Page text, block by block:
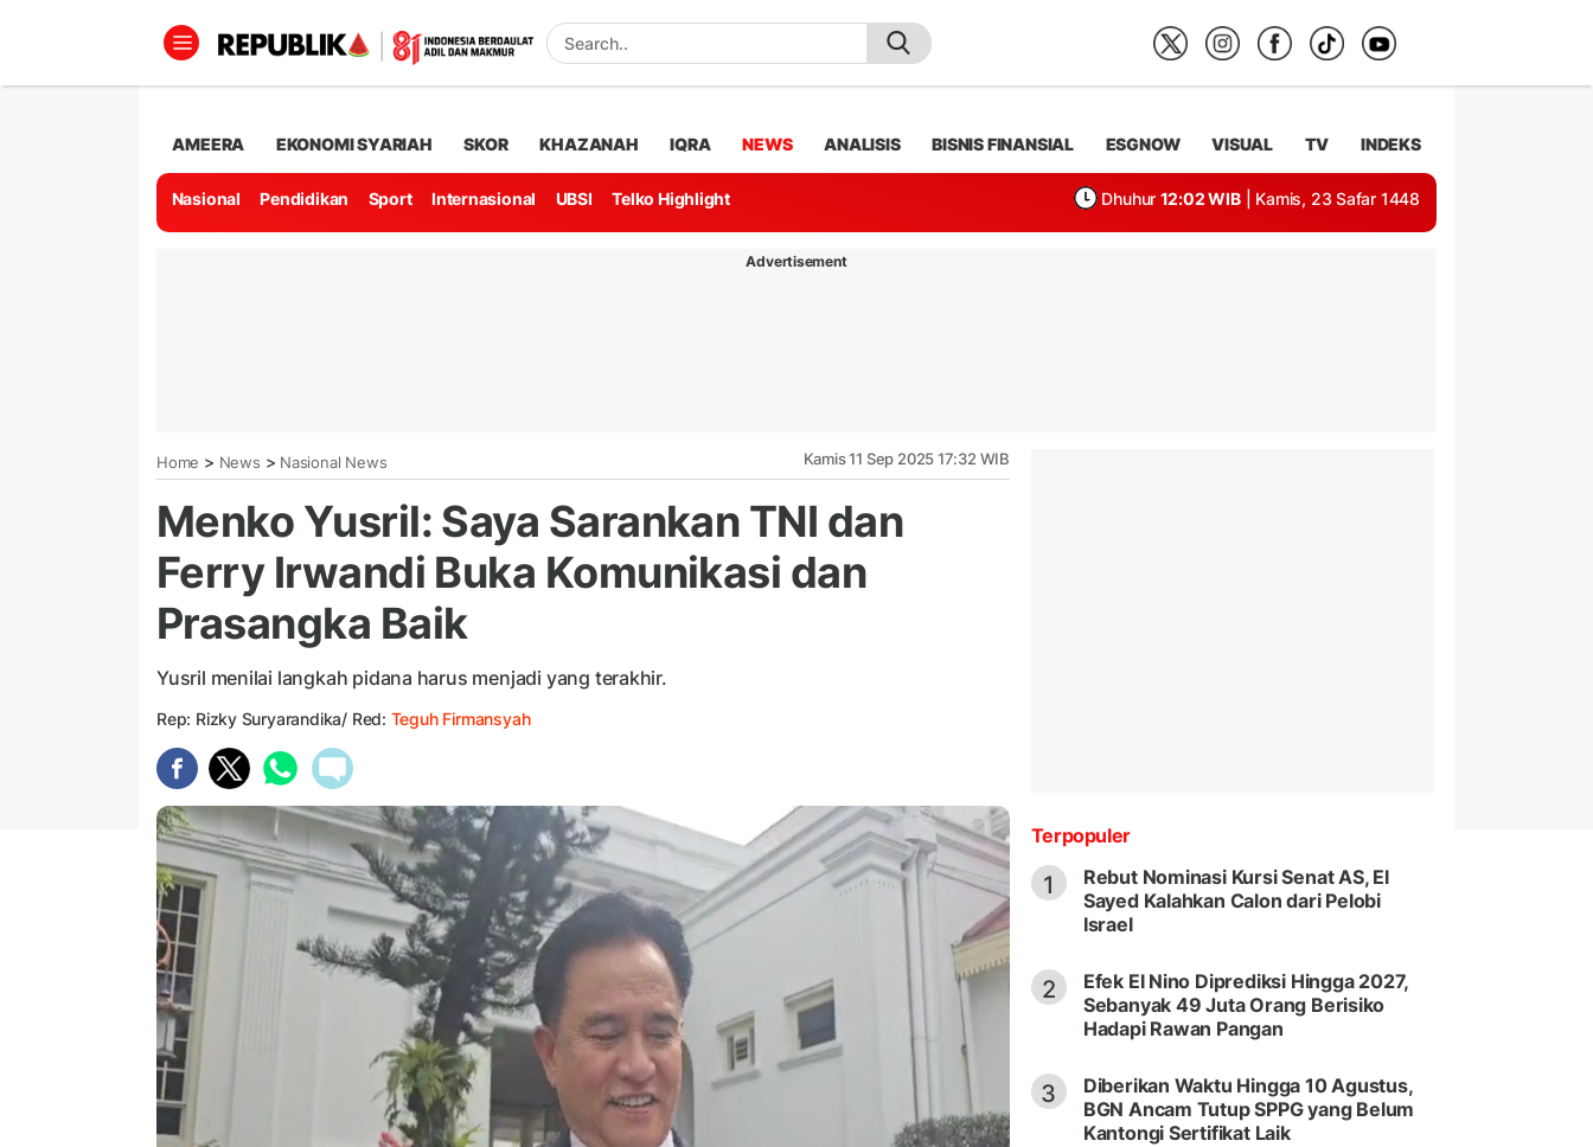
AMEERA EKONOMI SYARIAH SKOR KHAZANAH IQRA NEWS ANALISIS BISNIS FINANSIAL ESGNOW VISUAL TV INDEKS
Nasional Pendidikan Sport Internasional UBSI Telko Highlight Dhuhur 12:02 WIB | Kamis, 23 Safar 1448
Advertisement
Home > News > Nasional News Kamis 11 Sep 2025 17:32 WIB
Menko Yusril: Saya Sarankan TNI dan
Ferry Irwandi Buka Komunikasi dan
Prasangka Baik
Yusril menilai langkah pidana harus menjadi yang terakhir.
Rep: Rizky Suryarandika/ Red: Teguh Firmansyah
Terpopuler
1
Rebut Nominasi Kursi Senat AS, El
Sayed Kalahkan Calon dari Pelobi
Israel
2
Efek El Nino Diprediksi Hingga 2027,
Sebanyak 49 Juta Orang Berisiko
Hadapi Rawan Pangan
3
Diberikan Waktu Hingga 10 Agustus,
BGN Ancam Tutup SPPG yang Belum
Kantongi Sertifikat Laik